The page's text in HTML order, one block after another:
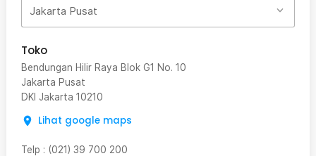
Jakarta Pusat
Toko
Bendungan Hilir Raya Blok G1 No. 10
Jakarta Pusat
DKI Jakarta 10210
Lihat google maps
Telp : (021) 39 700 200